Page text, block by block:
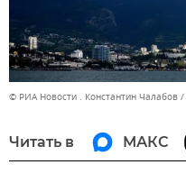
© РИА Новости . Константин Чалабов
Читать в МАКС